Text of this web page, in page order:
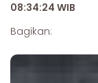
08:34:24 WIB
Bagikan: